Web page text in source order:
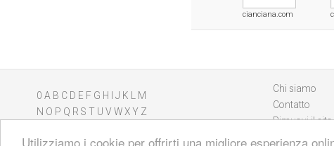
Utilizziamo i cookie per offrirti una migliore esperienza
cianciana.com
0 A B C D E F G H J K
M
N O P Q R S T U V WXY Z
Chi siamo
Contatto
Rimuovi il sito